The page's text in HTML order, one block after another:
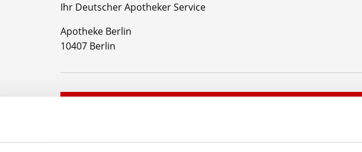
Ihr Deutscher Apotheker Service
Apotheke Berlin
10407 Berlin
Momentan interessieren sich6 BesucherfürStellenangebote alsPTA.